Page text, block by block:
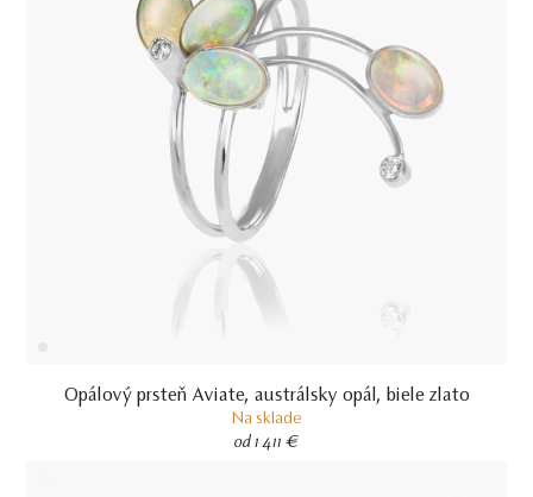
Opálový prsteň Aviate, austrálsky opál, biele zlato
Na sklade
od 1 411 €